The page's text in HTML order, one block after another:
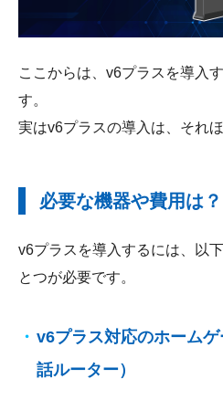
ここからは、v6プラスを導入
す。
実はv6プラスの導入は、それ
必要な機器や費用は
v6プラスを導入するには、以
とつが必要です。
v6プラス対応のホーム
話ルーター）